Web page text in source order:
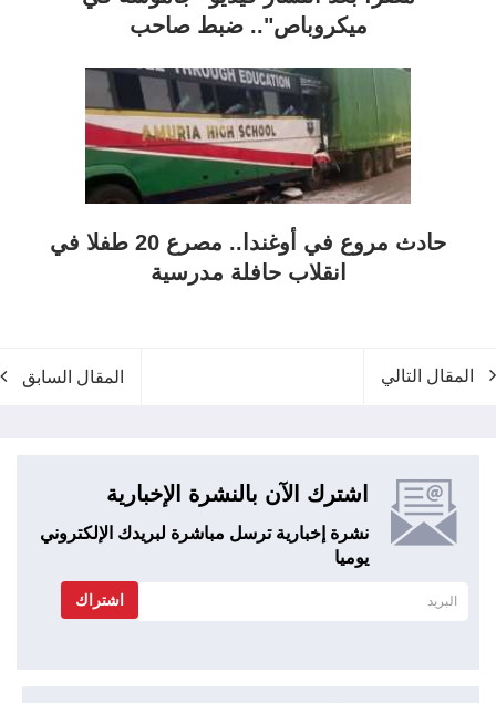
ميكروباص".. ضبط صاحب
حادث مروع في أوغندا.. مصرع 20 طفلا في
انقلاب حافلة مدرسية
المقال التالي المقال السابق
اشترك الآن بالنشرة الإخبارية
نشرة إخبارية ترسل مباشرة لبريدك الإلكتروني
يوميا
اشتراك